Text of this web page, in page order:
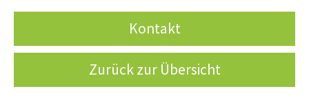
Kontakt
Zurück zur Übersicht